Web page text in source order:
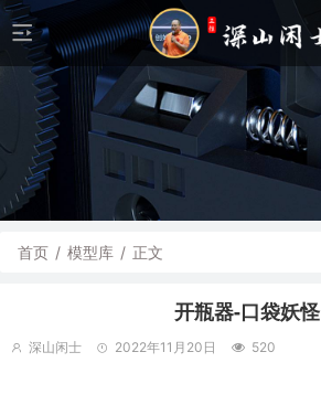
首页 / 模型库 / 正文
开瓶器-口袋妖怪
深山闲士 2022年11月20日 520